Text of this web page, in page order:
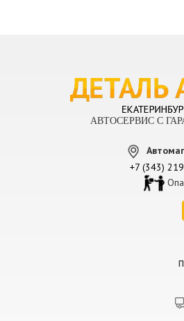
АВТОСЕРВИС С
+7 (343)